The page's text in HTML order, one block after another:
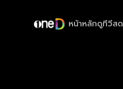
หน้าหลักดูทีวีสด